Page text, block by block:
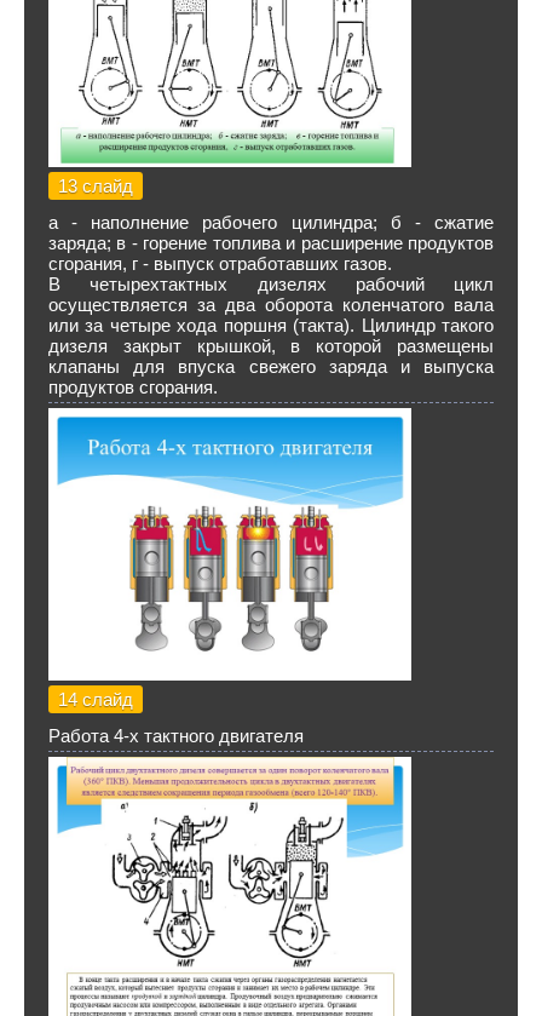
13 слайд
а - наполнение рабочего цилиндра; б - сжатие
заряда; в - горение топлива и расширение про­дуктов
сгорания, г - выпуск отработавших газов.
В четырехтактных дизелях рабочий цикл
осуществляется за два оборота коленчатого вала
или за четыре хода поршня (так­та). Цилиндр такого
дизеля закрыт крышкой, в которой разме­щены
клапаны для впуска свежего заряда и выпуска
продуктов сгорания.
14 слайд
Работа 4-х тактного двигателя